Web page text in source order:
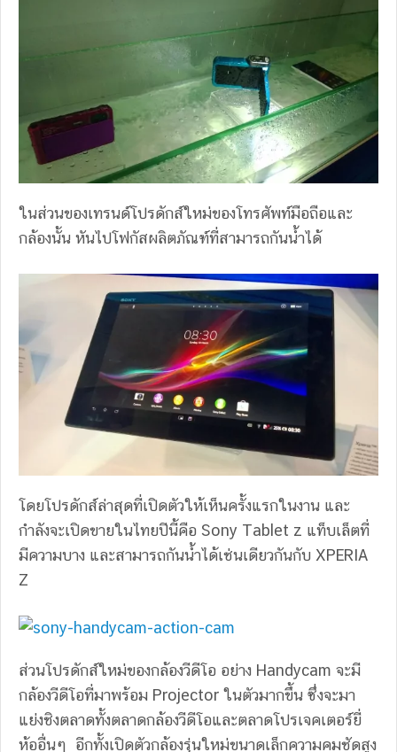
ในส่วนของเทรนด์โปรดักส์ใหม่ของโทรศัพท์มือถือและ
กล้องนั้น หันไปโฟกัสผลิตภัณฑ์ที่สามารถกันน้ำได้
โดยโปรดักส์ล่าสุดที่เปิดตัวให้เห็นครั้งแรกในงาน และ
กำลังจะเปิดขายในไทยปีนี้คือ Sony Tablet z แท็บเล็ตที่
มีความบาง และสามารถกันน้ำได้เช่นเดียวกันกับ XPERIA
Z
ส่วนโปรดักส์ใหม่ของกล้องวีดีโอ อย่าง Handycam จะมี
กล้องวีดีโอที่มาพร้อม Projector ในตัวมากขึ้น ซึ่งจะมา
แย่งชิงตลาดทั้งตลาดกล้องวีดีโอและตลาดโปรเจคเตอร์ยี่
ห้ออื่นๆ อีกทั้งเปิดตัวกล้องรุ่นใหม่ขนาดเล็กความคมชัดสูง